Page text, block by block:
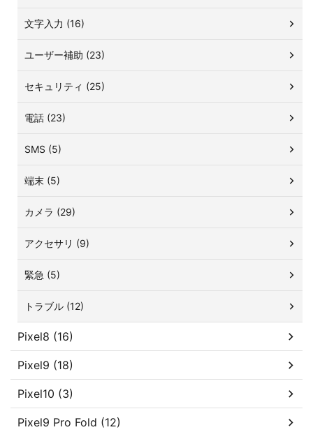
文字入力 (16)
ユーザー補助 (23)
セキュリティ (25)
電話 (23)
SMS (5)
端末 (5)
カメラ (29)
アクセサリ (9)
緊急 (5)
トラブル (12)
Pixel8 (16)
Pixel9 (18)
Pixel10 (3)
Pixel9 Pro Fold (12)